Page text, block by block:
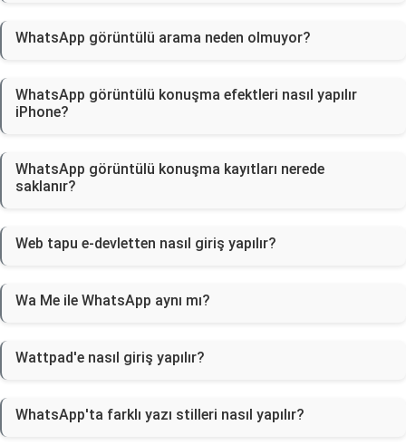
WhatsApp görüntülü arama neden olmuyor?
WhatsApp görüntülü konuşma efektleri nasıl yapılır
iPhone?
WhatsApp görüntülü konuşma kayıtları nerede
saklanır?
Web tapu e-devletten nasıl giriş yapılır?
Wa Me ile WhatsApp aynı mı?
Wattpad'e nasıl giriş yapılır?
WhatsApp'ta farklı yazı stilleri nasıl yapılır?